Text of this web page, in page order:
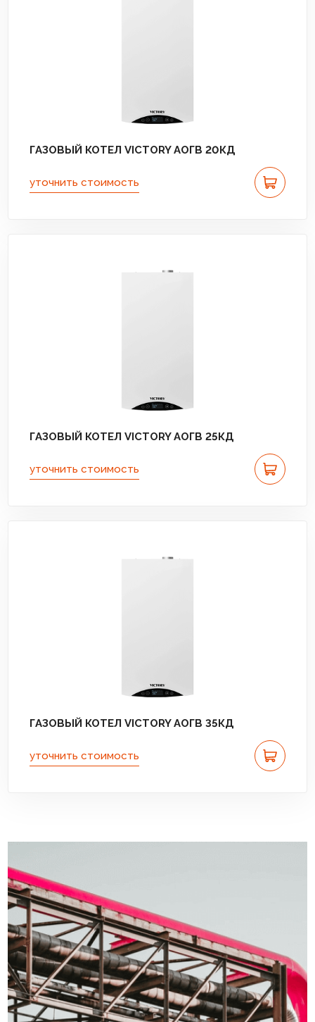
ГАЗОВЫЙ КОТЕЛ VICTORY АОГВ 20КД
уточнить стоимость
ГАЗОВЫЙ КОТЕЛ VICTORY АОГВ 25КД
уточнить стоимость
ГАЗОВЫЙ КОТЕЛ VICTORY АОГВ 35КД
уточнить стоимость